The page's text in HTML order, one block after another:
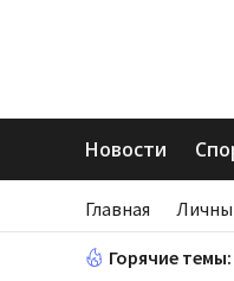
Новости
Главная
Горячие темы: